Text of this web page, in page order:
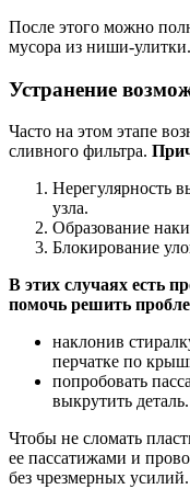
После этого можно
мусора из ниши-улитки.
Устранение
Часто на этом этапе
сливного фильтра.
Нерегулярность
узла.
Образование
Блокирование
В этих случаях есть
помочь решить
наклонив
перчатке по
попробовать
выкрутить деталь.
Чтобы не сломать
ее пассатижами и
без чрезмерных усилий.